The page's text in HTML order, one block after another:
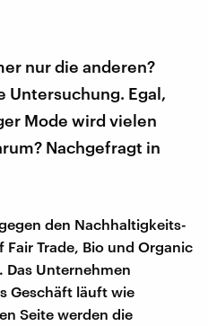
nur die anderen?
Egal,
Mode wird vielen
Nachgefragt in
den Nachhaltigkeits-
Trade, Bio und Organic
Das Unternehmen
Geschäft läuft wie
Seite werden die